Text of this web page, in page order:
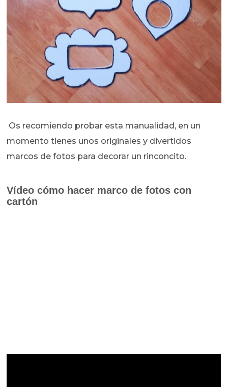
Os recomiendo probar esta manualidad, en un
momento tienes unos originales y divertidos
marcos de fotos para decorar un rinconcito.
Vídeo cómo hacer marco de fotos con
cartón